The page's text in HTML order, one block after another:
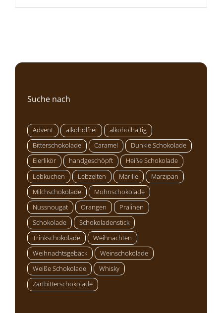
Suche nach
Advent alkoholfrei
alkoholhaltig
Bitterschokolade
Caramel
Dunkle Schokolade
Eierlikör
handgeschöpft
Heiße Schokolade
Lebkuchen
Lebzelten Marille
Marzipan
Milchschokolade
Mohnschokolade
Nussnougat
Orangen
Pralinen
Schokolade
Schokoladenstick
Trinkschokolade
Weihnachten
Weihnachtsgebäck
Weinschokolade
Weiße Schokolade
Whisky
Zartbitterschokolade